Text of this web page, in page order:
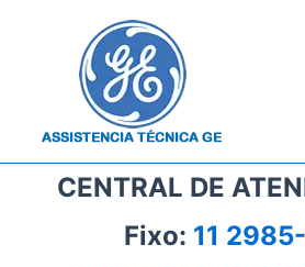
CENTRAL DE
Fixo: 11